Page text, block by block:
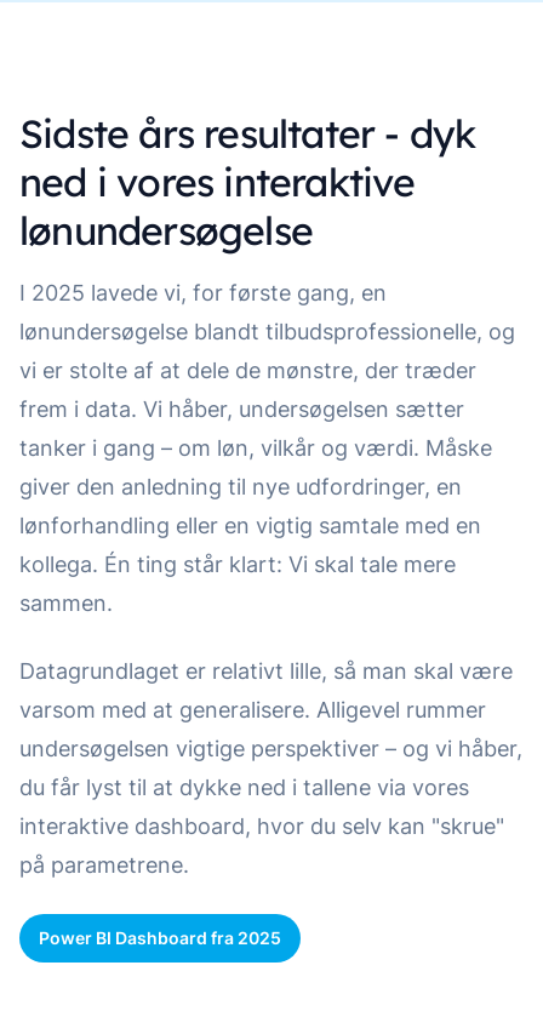
Sidste års resultater - dyk
ned i vores interaktive
lønundersøgelse
I 2025 lavede vi, for første gang, en
lønundersøgelse blandt tilbudsprofessionelle, og
vi er stolte af at dele de mønstre, der træder
frem i data. Vi håber, undersøgelsen sætter
tanker i gang – om løn, vilkår og værdi. Måske
giver den anledning til nye udfordringer, en
lønforhandling eller en vigtig samtale med en
kollega. Én ting står klart: Vi skal tale mere
sammen.
Datagrundlaget er relativt lille, så man skal være
varsom med at generalisere. Alligevel rummer
undersøgelsen vigtige perspektiver – og vi håber,
du får lyst til at dykke ned i tallene via vores
interaktive dashboard, hvor du selv kan "skrue"
på parametrene.
Power BI Dashboard fra 2025